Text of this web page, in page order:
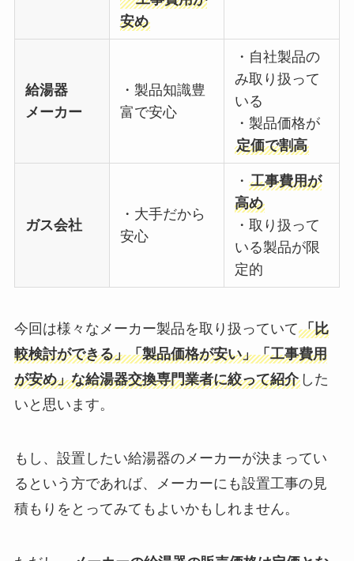
安め
給湯器
メーカー
・製品知識豊
富で安心
・自社製品の
み取り扱って
いる
・製品価格が
定価で割高
ガス会社
・大手だから
安心
・工事費用が
高め
・取り扱って
いる製品が限
定的
今回は様々なメーカー製品を取り扱っていて「比
較検討ができる」「製品価格が安い」「工事費用
が安め」な給湯器交換専門業者に絞って紹介した
いと思います。
もし、設置したい給湯器のメーカーが決まってい
るという方であれば、メーカーにも設置工事の見
積もりをとってみてもよいかもしれません。